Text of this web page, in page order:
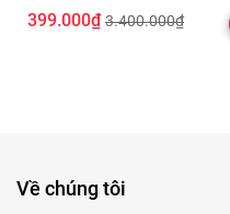
399.000₫ 3.400.000₫
Về chúng tôi